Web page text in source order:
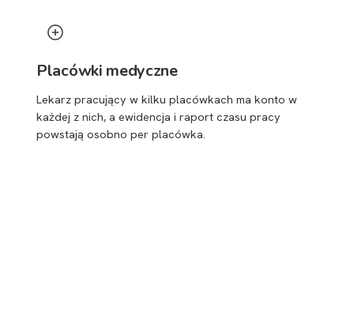
Placówki medyczne
Lekarz pracujący w kilku placówkach ma konto w
każdej z nich, a ewidencja i raport czasu pracy
powstają osobno per placówka.